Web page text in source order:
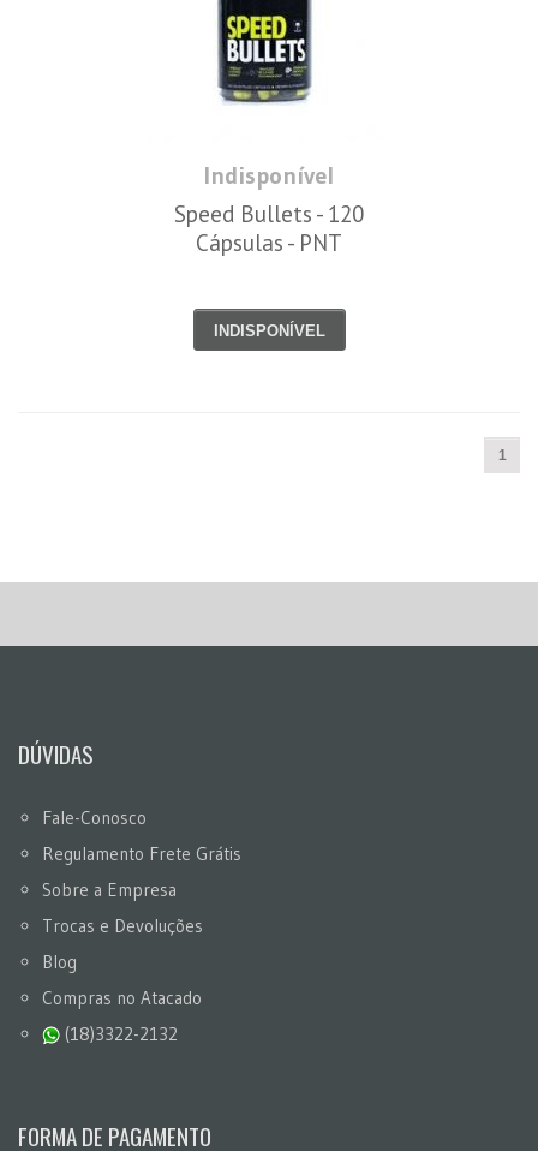
Indisponível
Speed Bullets - 120
Cápsulas - PNT
INDISPONÍVEL
1
DÚVIDAS
Fale-Conosco
Regulamento Frete Grátis
Sobre a Empresa
Trocas e Devoluções
Blog
Compras no Atacado
(18)3322-2132
FORMA DE PAGAMENTO